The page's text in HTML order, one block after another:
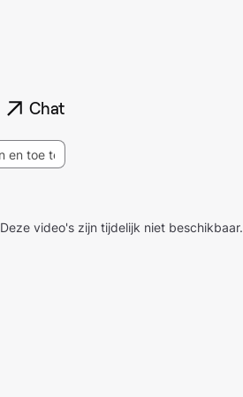
Chat
Deze video's zijn tijdelijk niet beschikbaar.